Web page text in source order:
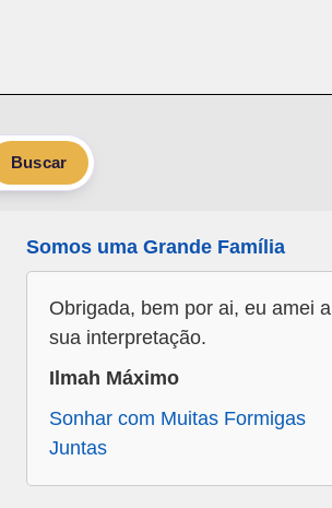
Buscar
Somos uma Grande Família
Obrigada, bem por ai, eu amei a
sua interpretação.
Ilmah Máximo
Sonhar com Muitas Formigas
Juntas